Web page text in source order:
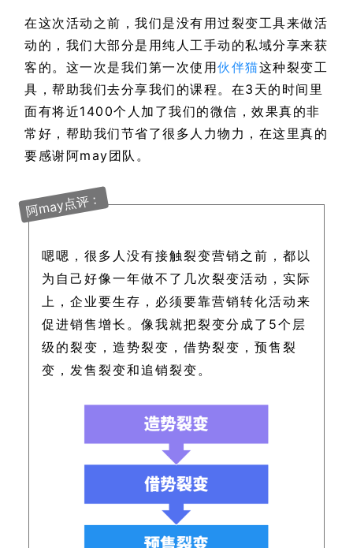
在这次活动之前，我们是没有用过裂变工具来做活
动的，我们大部分是用纯人工手动的私域分享来获
客的。这一次是我们第一次使用伙伴猫这种裂变工
具，帮助我们去分享我们的课程。在3天的时间里
面有将近1400个人加了我们的微信，效果真的非
常好，帮助我们节省了很多人力物力，在这里真的
要感谢阿may团队。
阿may点评：
嗯嗯，很多 人没有接触裂变营销之前，都以
为自己好像一年做不了几次裂变活动，实际
上，企业要生存，必须要靠营销转化活动来
促进销售增长。 像我就把裂变分成了5个层
级的裂变，造势裂变，借势裂变，预售裂
变，发售裂变和追销裂变。